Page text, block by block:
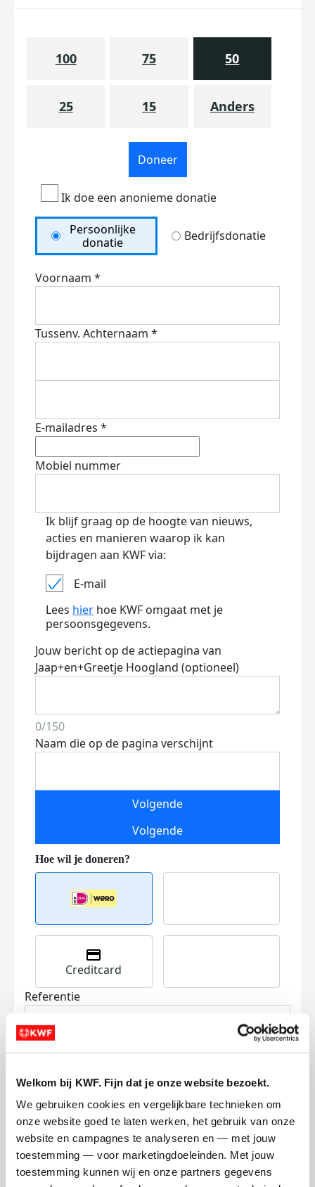
Welkom bij KWF. Fijn dat je onze website bezoekt.
We gebruiken cookies en vergelijkbare technieken om
onze website goed te laten werken, het gebruik van onze
website en campagnes te analyseren en — met jouw
toestemming — voor marketingdoeleinden. Met jouw
toestemming kunnen wij en onze partners gegevens
100 75 50
25 15 Anders
Doneer
Ik doe een anonieme donatie
Persoonlijke
donatie
Bedrijfsdonatie
Voornaam *
Tussenv. Achternaam *
E-mailadres *
Mobiel nummer
Ik blijf graag op de hoogte van nieuws,
acties en manieren waarop ik kan
bijdragen aan KWF via:
E-mail
Lees hier hoe KWF omgaat met je
persoonsgegevens.
Jouw bericht op de actiepagina van
Jaap+en+Greetje Hoogland (optioneel)
0/150
Naam die op de pagina verschijnt
Volgende
Volgende
Creditcard
Referentie
Ik wil bijdragen aan de transactiekosten
en betaal €0.75 extra.
Doneer nu